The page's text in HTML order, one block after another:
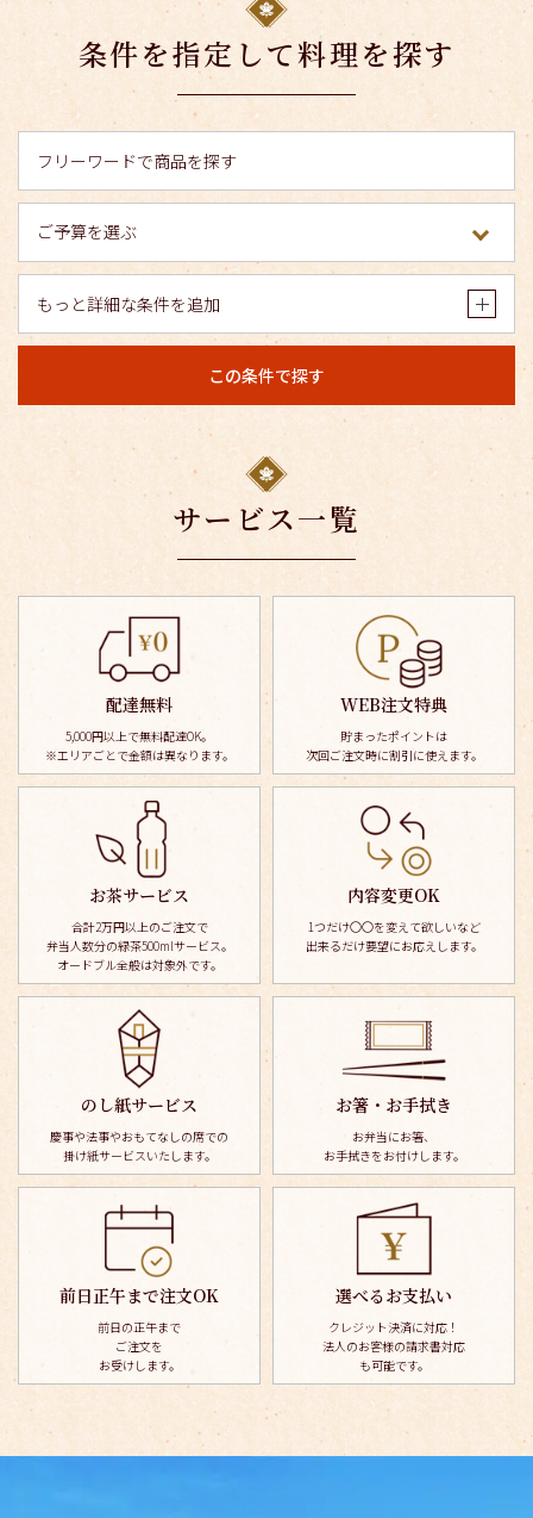
条件を指定して料理を探す
もっと詳細な条件を追加
この条件で探す
サービス一覧
配達無料
5,000円以上で無料配達OK。
※エリアごとで金額は異なります。
WEB注文特典
貯まったポイントは
次回ご注文時に割引に使えます。
お茶サービス
合計2万円以上のご注文で
弁当人数分の緑茶500mlサービス。
オードブル全般は対象外です。
内容変更OK
1つだけ〇〇を変えて欲しいなど
出来るだけ要望にお応えします。
のし紙サービス
慶事や法事やおもてなしの席での
掛け紙サービスいたします。
お箸・お手拭き
お弁当にお箸、
お手拭きをお付けします。
前日正午まで注文OK
前日の正午まで
ご注文を
お受けします。
選べるお支払い
クレジット決済に対応！
法人のお客様の請求書対応
も可能です。